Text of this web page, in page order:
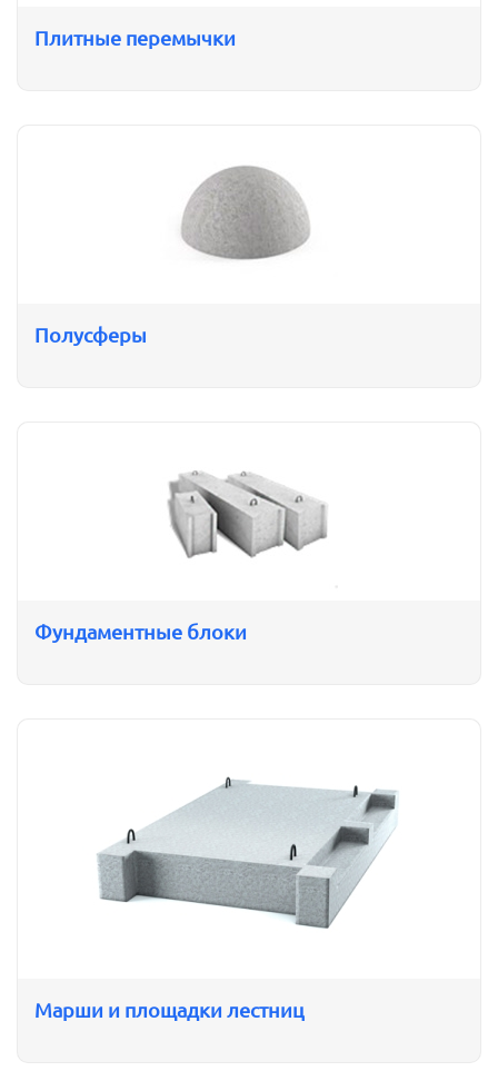
Плитные перемычки
Полусферы
Фундаментные блоки
Марши и площадки лестниц